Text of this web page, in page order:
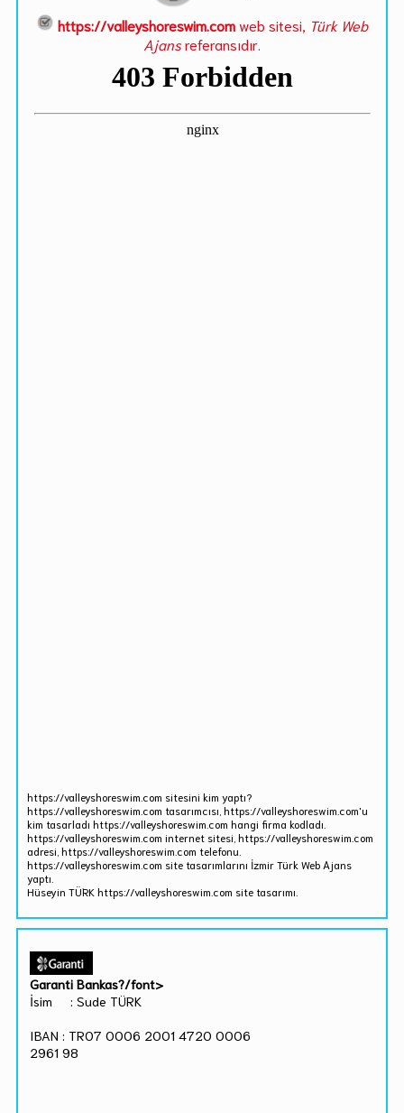
https://valleyshoreswim.comweb sitesi, Türk Web
Ajansreferansıdır.
https://valleyshoreswim.com sitesini kim yaptı?
https://valleyshoreswim.com tasarımcısı, https://valleyshoreswim.com'u
kim tasarladı https://valleyshoreswim.com hangi firma kodladı.
https://valleyshoreswim.com internet sitesi, https://valleyshoreswim.com
adresi, https://valleyshoreswim.com telefonu.
https://valleyshoreswim.com site tasarımlarını İzmir Türk Web Ajans
yaptı.
Hüseyin TÜRK https://valleyshoreswim.com site tasarımı.
Garanti Bankas?/font>
İsim : Sude TÜRK
IBAN : TR07 0006 2001 4720 0006
2961 98